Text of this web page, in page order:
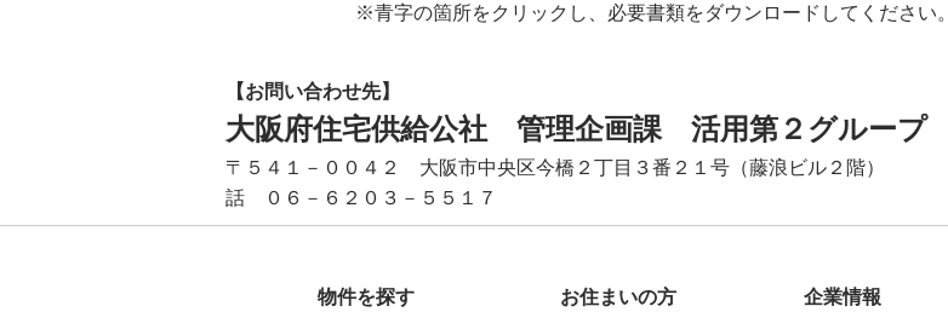
※青字の箇所をクリックし、必要書類をダウンロードしてください。
【お問い合わせ先】
大阪府住宅供給公社 管理企画課 活用第２グループ
〒５４１－００４２ 大阪市中央区今橋２丁目３番２１号（藤浪ビル２階）
話 ０６－６２０３－５５１７
物件を探す お住まいの方 企業情報